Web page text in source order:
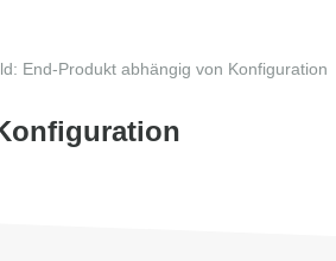
End-Produkt abhängig von Konfiguration